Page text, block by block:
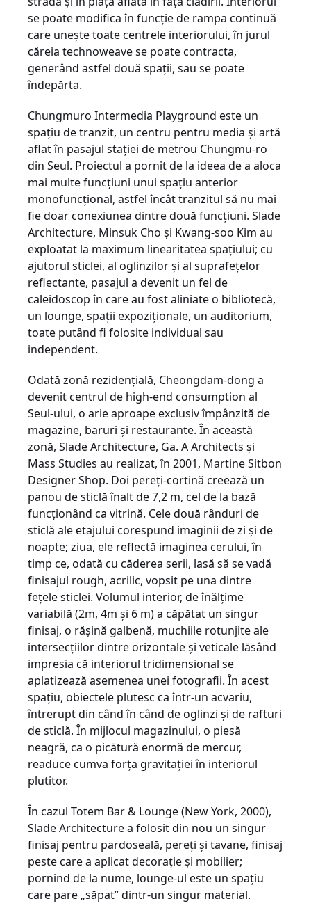
se poate modifica în funcţie de rampa continuă
care uneşte toate centrele interiorului, în jurul
căreia technoweave se poate contracta,
generând astfel două spaţii, sau se poate
îndepărta.
Chungmuro Intermedia Playground este un
spaţiu de tranzit, un centru pentru media şi artă
aflat în pasajul staţiei de metrou Chungmu-ro
din Seul. Proiectul a pornit de la ideea de a aloca
mai multe funcţiuni unui spaţiu anterior
monofuncţional, astfel încât tranzitul să nu mai
fie doar conexiunea dintre două funcţiuni. Slade
Architecture, Minsuk Cho şi Kwang-soo Kim au
exploatat la maximum linearitatea spaţiului; cu
ajutorul sticlei, al oglinzilor şi al suprafeţelor
reflectante, pasajul a devenit un fel de
caleidoscop în care au fost aliniate o bibliotecă,
un lounge, spaţii expoziţionale, un auditorium,
toate putând fi folosite individual sau
independent.
Odată zonă rezidenţială, Cheongdam-dong a
devenit centrul de high-end consumption al
Seul-ului, o arie aproape exclusiv împânzită de
magazine, baruri şi restaurante. În această
zonă, Slade Architecture, Ga. A Architects şi
Mass Studies au realizat, în 2001, Martine Sitbon
Designer Shop. Doi pereţi-cortină creează un
panou de sticlă înalt de 7,2 m, cel de la bază
funcţionând ca vitrină. Cele două rânduri de
sticlă ale etajului corespund imaginii de zi şi de
noapte; ziua, ele reflectă imaginea cerului, în
timp ce, odată cu căderea serii, lasă să se vadă
finisajul rough, acrilic, vopsit pe una dintre
feţele sticlei. Volumul interior, de înălţime
variabilă (2m, 4m şi 6 m) a căpătat un singur
finisaj, o răşină galbenă, muchiile rotunjite ale
intersecţiilor dintre orizontale şi veticale lăsând
impresia că interiorul tridimensional se
aplatizează asemenea unei fotografii. În acest
spaţiu, obiectele plutesc ca într-un acvariu,
întrerupt din când în când de oglinzi şi de rafturi
de sticlă. În mijlocul magazinului, o piesă
neagră, ca o picătură enormă de mercur,
readuce cumva forţa gravitaţiei în interiorul
plutitor.
În cazul Totem Bar & Lounge (New York, 2000),
Slade Architecture a folosit din nou un singur
finisaj pentru pardoseală, pereţi şi tavane, finisaj
peste care a aplicat decoraţie şi mobilier;
pornind de la nume, lounge-ul este un spaţiu
care pare „săpat” dintr-un singur material.